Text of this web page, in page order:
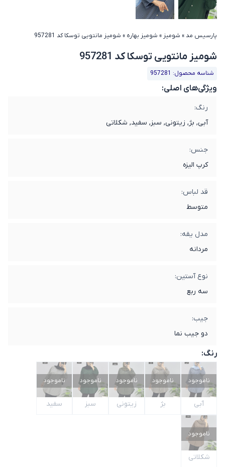
پارسیس مد» شومیز » شومیز بهاره » شومیز مانتویی توسکا کد 957281
شومیز مانتویی توسکا کد 957281
شناسه محصول: 957281
ویژگی‌های اصلی:
رنگ:
آبی, بژ, زیتونی, سبز, سفید, شکلاتی
جنس:
کرپ الیزه
قد لباس:
متوسط
مدل یقه:
مردانه
نوع آستین:
سه ربع
جیب:
دو جیب نما
رنگ:
ناموجود
آبی
ناموجود
بژ
ناموجود
زیتونی
ناموجود
سبز
ناموجود
سفید
ناموجود
شکلاتی